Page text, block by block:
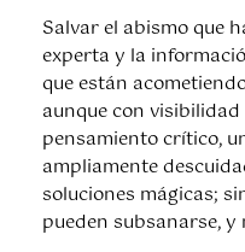
Salvar el abismo que
experta y la
que están
aunque con
pensamiento crítico,
ampliamente
soluciones mágicas;
pueden subsanarse,